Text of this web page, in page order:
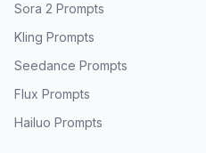
Sora 2 Prompts
Kling Prompts
Seedance Prompts
Flux Prompts
Hailuo Prompts